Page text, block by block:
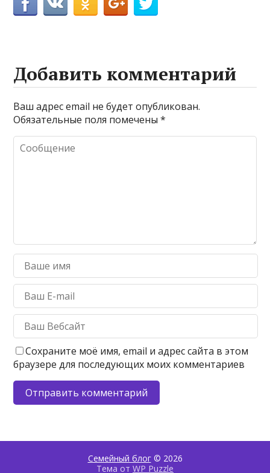
Добавить комментарий
Ваш адрес email не будет опубликован.
Обязательные поля помечены*
Сохраните моё имя, email и адрес сайта в этом
браузере для последующих моих комментариев
Семейный блог© 2026
Тема от WP Puzzle